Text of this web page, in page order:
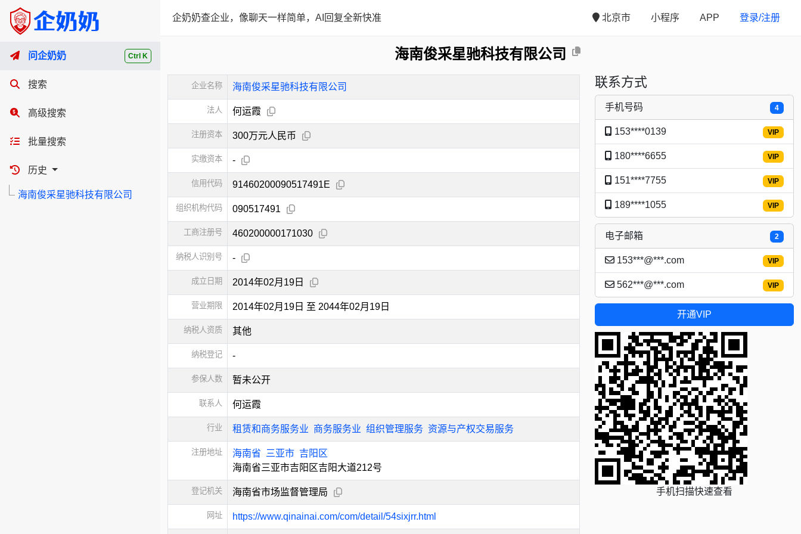
Ctrl K
问企奶奶
搜索
高级搜索
批量搜索
历史
海南俊采星驰科技有限公司
企奶奶查企业，像聊天一样简单，AI回复全新快准 北京市 小程序 APP 登录/注册
海南俊采星驰科技有限公司
企业名称 海南俊采星驰科技有限公司
法人 何运霞
注册资本 300万元人民币
实缴资本 -
信用代码 91460200090517491E
组织机构代码 090517491
工商注册号 460200000171030
纳税人识别号 -
成立日期 2014年02月19日
营业期限 2014年02月19日 至 2044年02月19日
纳税人资质 其他
纳税登记 -
参保人数 暂未公开
联系人 何运霞
行业 租赁和商务服务业 商务服务业 组织管理服务 资源与产权交易服务
注册地址 海南省 三亚市 吉阳区
海南省三亚市吉阳区吉阳大道212号
登记机关 海南省市场监督管理局
网址 https://www.qinainai.com/com/detail/54sixjrr.html
联系方式
4
手机号码
VIP
153****0139
VIP
180****6655
VIP
151****7755
VIP
189****1055
2
电子邮箱
VIP
153***@***.com
VIP
562***@***.com
开通VIP
手机扫描快速查看